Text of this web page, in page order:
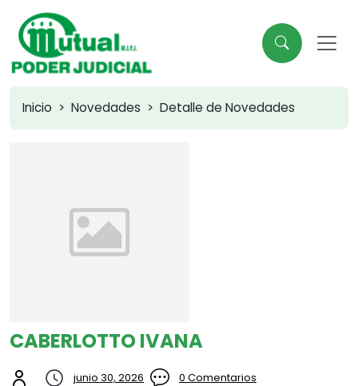
Inicio Novedades Detalle de Novedades
CABERLOTTO IVANA
junio 30, 2026 0 Comentarios